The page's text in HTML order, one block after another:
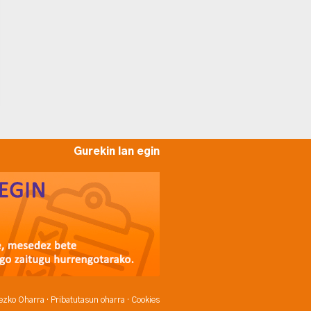
Gurekin lan egin
Oharra · Pribatutasun oharra · Cookies